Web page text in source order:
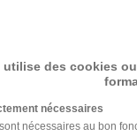
11,88 €
jours
utilise des cookies
nécessaires
nécessaires au bon